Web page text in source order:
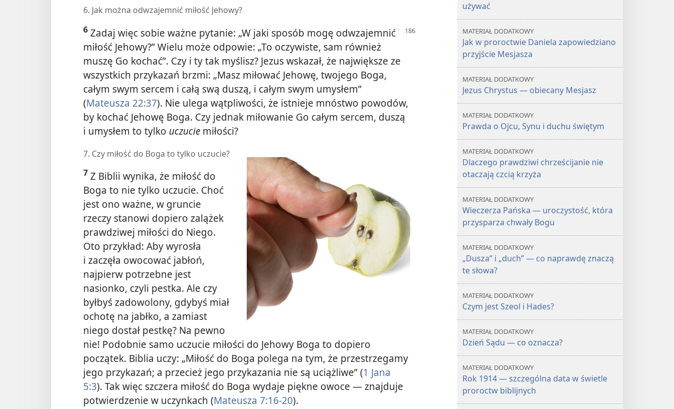
6. Jak można odwzajemnić miłość Jehowy?
6 Zadaj więc sobie ważne pytanie: „W jaki sposób mogę odwzajemnić
miłość Jehowy?” Wielu może odpowie: „To oczywiste, sam również
muszę Go kochać”. Czy i ty tak myślisz? Jezus wskazał, że największe ze
wszystkich przykazań brzmi: „Masz miłować Jehowę, twojego Boga,
całym swym sercem i całą swą duszą, i całym swym umysłem”
(Mateusza 22:37). Nie ulega wątpliwości, że istnieje mnóstwo powodów,
by kochać Jehowę Boga. Czy jednak miłowanie Go całym sercem, duszą
i umysłem to tylko uczucie miłości?
7. Czy miłość do Boga to tylko uczucie?
7 Z Biblii wynika, że miłość do
Boga to nie tylko uczucie. Choć
jest ono ważne, w gruncie
rzeczy stanowi dopiero zalążek
prawdziwej miłości do Niego.
Oto przykład: Aby wyrosła
i zaczęła owocować jabłoń,
najpierw potrzebne jest
nasionko, czyli pestka. Ale czy
byłbyś zadowolony, gdybyś miał
ochotę na jabłko, a zamiast
niego dostał pestkę? Na pewno
nie! Podobnie samo uczucie miłości do Jehowy Boga to dopiero
początek. Biblia uczy: „Miłość do Boga polega na tym, że przestrzegamy
jego przykazań; a przecież jego przykazania nie są uciążliwe” (1 Jana
5:3). Tak więc szczera miłość do Boga wydaje piękne owoce — znajduje
potwierdzenie w uczynkach (Mateusza 7:16-20).
używać
MATERIAŁ DODATKOWY
Jak w proroctwie Daniela zapowiedziano
przyjście Mesjasza
MATERIAŁ DODATKOWY
Jezus Chrystus — obiecany Mesjasz
MATERIAŁ DODATKOWY
Prawda o Ojcu, Synu i duchu świętym
MATERIAŁ DODATKOWY
Dlaczego prawdziwi chrześcijanie nie
otaczają czcią krzyża
MATERIAŁ DODATKOWY
Wieczerza Pańska — uroczystość, która
przysparza chwały Bogu
MATERIAŁ DODATKOWY
„Dusza” i „duch” — co naprawdę znaczą
te słowa?
MATERIAŁ DODATKOWY
Czym jest Szeol i Hades?
MATERIAŁ DODATKOWY
Dzień Sądu — co oznacza?
MATERIAŁ DODATKOWY
Rok 1914 — szczególna data w świetle
proroctw biblijnych